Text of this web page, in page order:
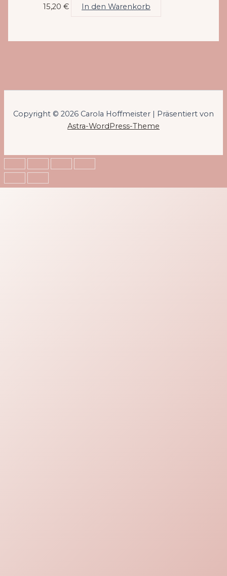
15,20€ In den Warenkorb
Copyright © 2026 Carola Hoffmeister | Präsentiert von
Astra-WordPress-Theme